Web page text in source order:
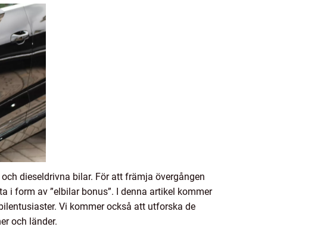
dieseldrivna bilar. För att främja övergången
form av ”elbilar bonus”. I denna artikel kommer
Vi kommer också att utforska de
och länder.